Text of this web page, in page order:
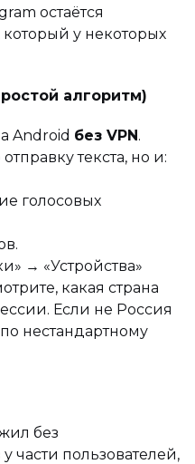
остаётся
у некоторых
алгоритм)
Android без VPN.
текста, но и:
голосовых
→ «Устройства»
какая страна
Если не Россия
нестандартному
без
части пользователей,